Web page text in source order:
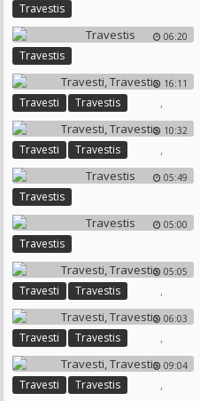
Travestis
06:20
Travestis
16:11
Travesti ,
Travestis
10:32
Travesti ,
Travestis
05:49
Travestis
05:00
Travestis
05:05
Travesti ,
Travestis
06:03
Travesti ,
Travestis
09:04
Travesti ,
Travestis